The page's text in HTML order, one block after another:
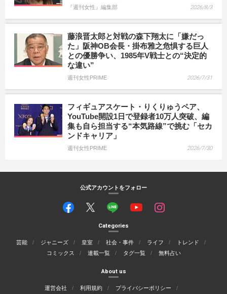
『週刊女性』編集部 2026/8/3
藤浪晋太郎と対戦の森下翔太に「嫌だっ
た」阪神OB会長・掛布雅之危惧する巨人
との優勝争い、1985年V戦士との“決定的
な違い”
週刊女性PRIME 2026/7/31
フィギュアスケート・りくりゅうペア、
YouTube開設1日で登録者10万人突破、編
集も自ら担当する“本気路線”で挑む「セカ
ンドキャリア」
週刊女性PRIME 2026/7/30
公式アカウントをフォロー
Categories
芸能 ジャニーズ 皇室 社会・事件 ライフ
トレンド
コミックス
連載一覧 タグ一覧 無料占い
About us
運営会社 利用規約
プライバシーポリシー